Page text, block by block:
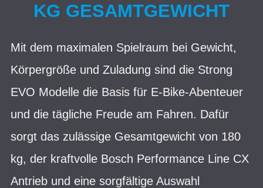
G GESAMTGEWICHT
Mit dem maximalen Spielraum bei Gewicht,
Körpergröße und Zuladung sind die Strong
EVO Modelle die Basis für E-Bike-Abenteuer
und die tägliche Freude am Fahren. Dafür
sorgt das zulässige Gesamtgewicht von 180
kg, der kraftvolle Bosch Performance Line CX
Antrieb und eine sorgfältige Auswahl